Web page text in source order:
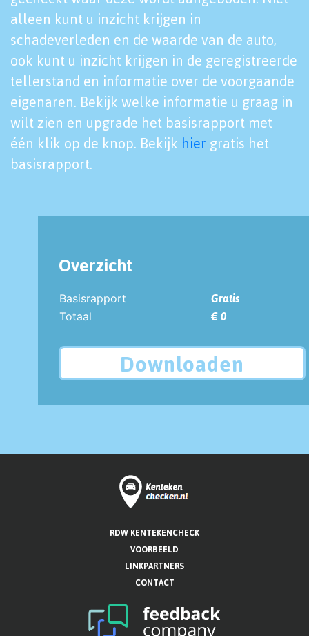
alleen kunt u inzicht krijgen in
schadeverleden en de waarde van de auto,
ook kunt u inzicht krijgen in de geregistreerde
tellerstand en informatie over de voorgaande
eigenaren. Bekijk welke informatie u graag in
wilt zien en upgrade het basisrapport met
één klik op de knop. Bekijk hier gratis het
basisrapport.
Overzicht
Basisrapport
Gratis
Totaal
€ 0
Downloaden
RDW KENTEKENCHECK
VOORBEELD
LINKPARTNERS
CONTACT